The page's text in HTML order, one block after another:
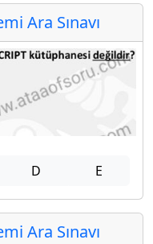
Ara Sınavı
D E
Ara Sınavı